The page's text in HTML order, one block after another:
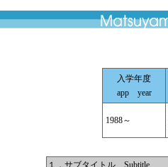
入学年度
app year
1988～
１．サブタイトル Subtitle